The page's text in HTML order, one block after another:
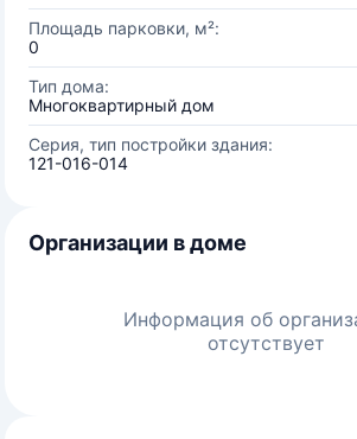
Площадь парковки, м²:
0
Тип дома:
Многоквартирный дом
Серия, тип постройки здания:
121-016-014
Организации в доме
Информация об
отсутствует